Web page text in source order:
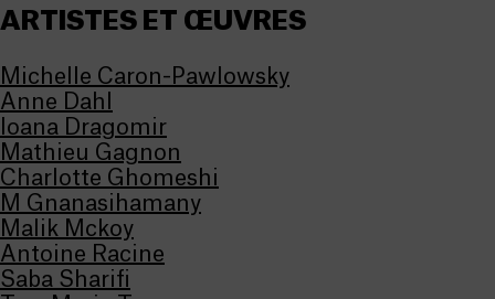
ARTISTES ET ŒUVRES
Michelle Caron-Pawlowsky
Anne Dahl
Ioana Dragomir
Mathieu Gagnon
Charlotte Ghomeshi
M Gnanasihamany
Malik Mckoy
Antoine Racine
Saba Sharifi